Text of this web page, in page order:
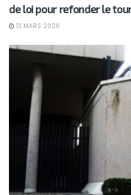
de loi pour refonder le
13 MARS 2026